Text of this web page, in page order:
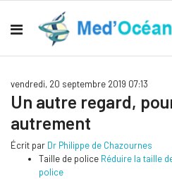
vendredi, 20 septembre 2019 07:13
Un autre regard,
autrement
Écrit par Dr Philippe de Chazournes
Taille de police Réduire la taille
police